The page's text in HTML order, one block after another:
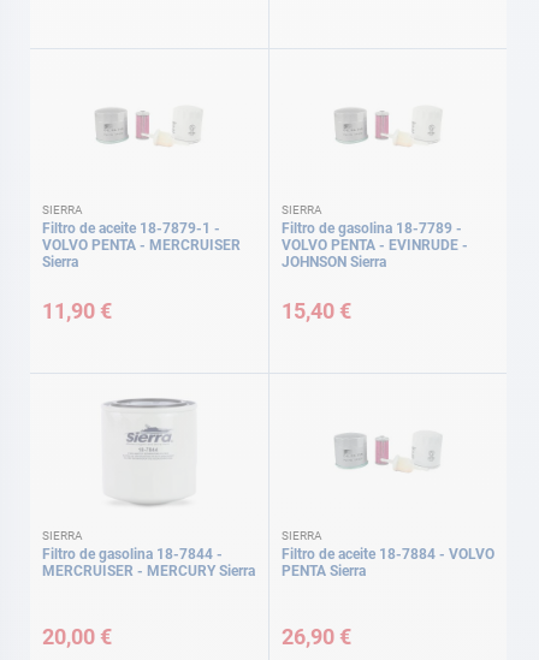
SIERRA
Filtro de aceite 18-7879-1 -
VOLVO PENTA - MERCRUISER
Sierra
11,90 €
SIERRA
Filtro de gasolina 18-7789 -
VOLVO PENTA - EVINRUDE -
JOHNSON Sierra
15,40 €
SIERRA
Filtro de gasolina 18-7844 -
MERCRUISER - MERCURY Sierra
20,00 €
SIERRA
Filtro de aceite 18-7884 - VOLVO
PENTA Sierra
26,90 €